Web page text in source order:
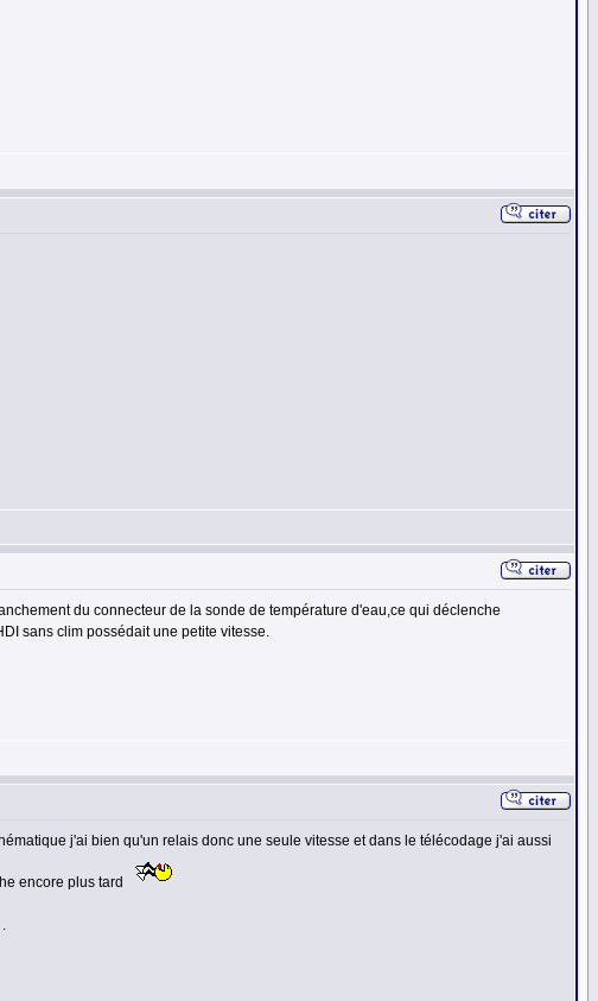
du connecteur de la sonde de température d'eau,ce qui déclenche
sans clim possédait une petite vitesse.
j'ai bien qu'un relais donc une seule vitesse et dans le télécodage j'ai aussi
encore plus tard